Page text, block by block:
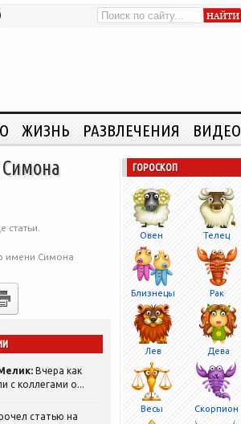
ЖИЗНЬ РАЗВЛЕЧЕНИЯ ВИДЕО
статьи.
имени Симона
Вчера как
с коллегами о...
статью на
ГОРОСКОП
Овен Телец
Близнецы Рак
Лев Дева
Весы Скорпион